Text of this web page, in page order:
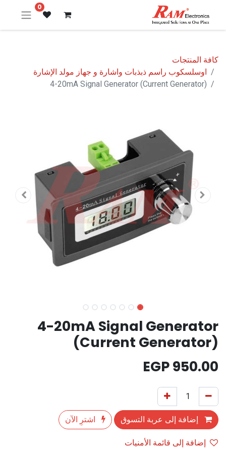
0
كافة المنتجات
اوسلسكوب راسم ذبذبات واشارة و جهاز مولد الإشارة
4-20mA Signal Generator (Current Generator)
4-20mA Signal Generator
(Current Generator)
950.00
إضافة إلى عربة التسوق
اشترِ الآن
إضافة إلى قائمة الأمنيات